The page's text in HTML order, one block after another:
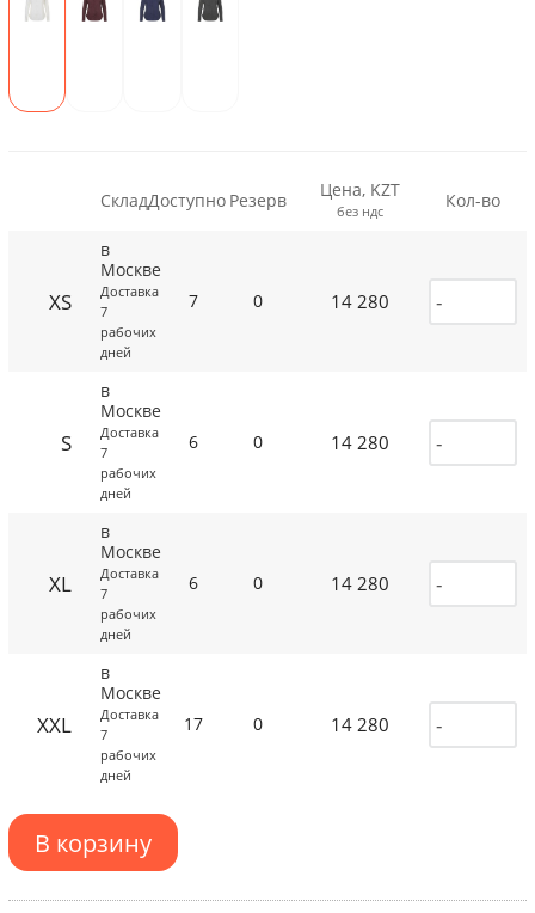
СкладДоступно Резерв Цена, KZT
без ндс Кол-во
XS
в
Москве
Доставка
7
рабочих
дней
7 0 14 280
S
в
Москве
Доставка
7
рабочих
дней
6 0 14 280
XL
в
Москве
Доставка
7
рабочих
дней
6 0 14 280
XXL
в
Москве
Доставка
7
рабочих
дней
17 0 14 280
В корзину